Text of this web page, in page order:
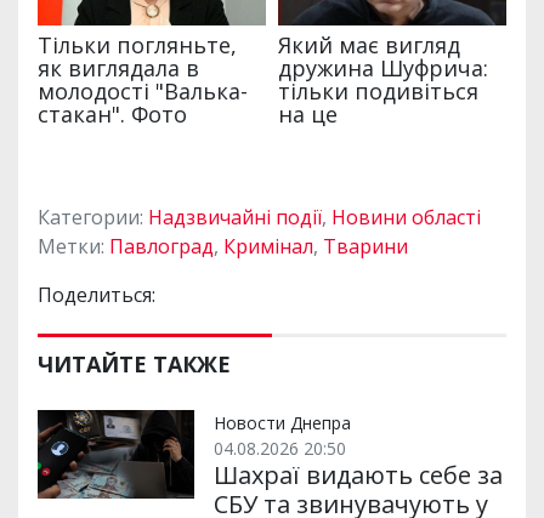
Категории: Надзвичайні події, Новини області
Метки: Павлоград, Кримінал, Тварини
Поделиться:
ЧИТАЙТЕ ТАКЖЕ
Новости Днепра
04.08.2026 20:50
Шахраї видають себе за
СБУ та звинувачують у